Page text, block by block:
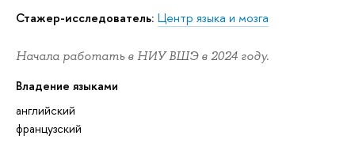
Стажер-исследователь: Центр языка и мозга
Начала работать в НИУ ВШЭ в 2024 году.
Владение языками
английский
французский